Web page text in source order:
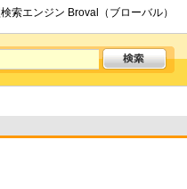
索エンジン Broval（ブローバル）